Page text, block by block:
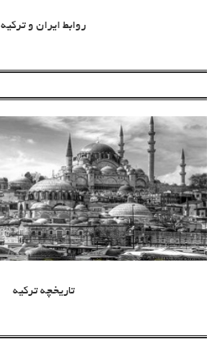
روابط ایران و ترکیه
تاریخچه ترکیه